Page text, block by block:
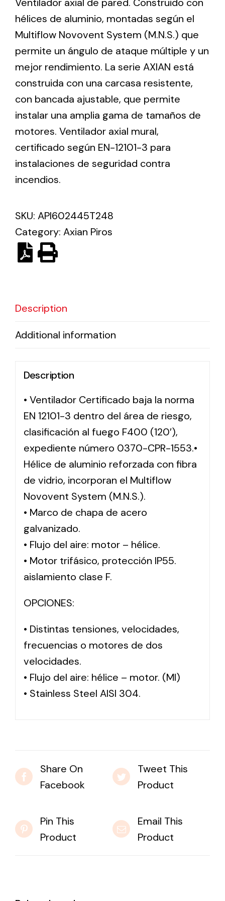
Ventilation
The incorporation of Novovent into the group
meant a greater offer of ventilation products for
different uses
Iluminación Solar
de necesidades.
Solar lighting
hélices de aluminio, montadas según el
Multiflow Novovent System (M.N.S.) que
permite un ángulo de ataque múltiple y un
mejor rendimiento. La serie AXIAN está
construida con una carcasa resistente,
con bancada ajustable, que permite
instalar una amplia gama de tamaños de
motores. Ventilador axial mural,
certificado según EN-12101-3 para
instalaciones de seguridad contra
incendios.
SKU: API602445T248
Category: Axian Piros
Description
Additional information
Description
• Ventilador Certificado baja la norma
EN 12101-3 dentro del área de riesgo,
clasificación al fuego F400 (120′),
expediente número 0370-CPR-1553.•
Hélice de aluminio reforzada con fibra
de vidrio, incorporan el Multiflow
Novovent System (M.N.S.).
• Marco de chapa de acero
galvanizado.
• Flujo del aire: motor – hélice.
• Motor trifásico, protección IP55.
aislamiento clase F.
OPCIONES:
• Distintas tensiones, velocidades,
frecuencias o motores de dos
velocidades.
• Flujo del aire: hélice – motor. (MI)
• Stainless Steel AISI 304.
Share On
Facebook
Tweet This
Product
Pin This
Product
Email This
Product